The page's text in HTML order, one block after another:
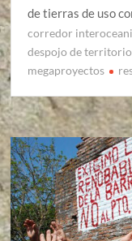
de tierras de uso
corredor
despojo de
megaproyectos